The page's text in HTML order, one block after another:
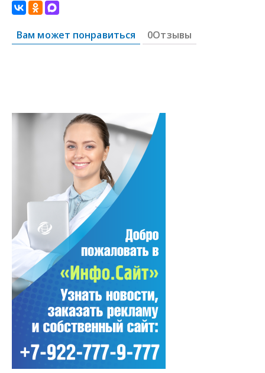
Вам может понравиться 0Отзывы